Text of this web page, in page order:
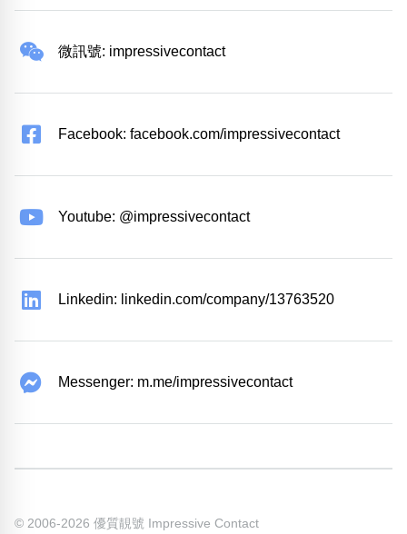
微訊號: impressivecontact
Facebook: facebook.com/impressivecontact
Youtube: @impressivecontact
Linkedin: linkedin.com/company/13763520
Messenger: m.me/impressivecontact
© 2006-2026 優質靚號 Impressive Contact